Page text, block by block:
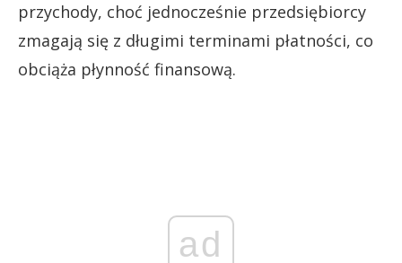
przychody, choć jednocześnie przedsiębiorcy
zmagają się z długimi terminami płatności, co
obciąża płynność finansową.
ad